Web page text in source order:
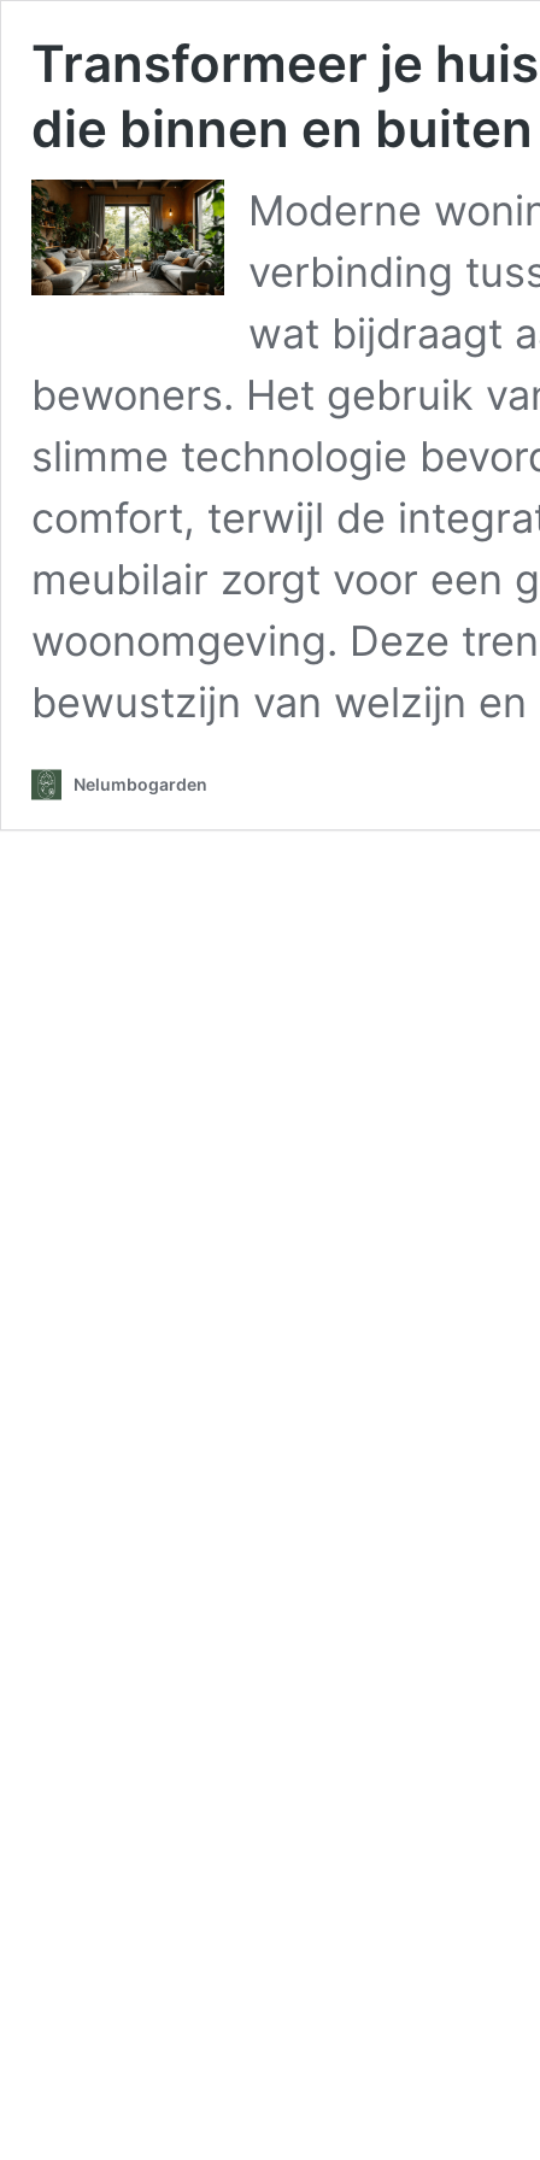
Transformeer je
die binnen en
Moderne
verbinding
wat bijdraagt
bewoners. Het gebruik
slimme technologie
comfort, terwijl de
meubilair zorgt voor een
woonomgeving. Deze
bewustzijn van welzijn
Nelumbogarden